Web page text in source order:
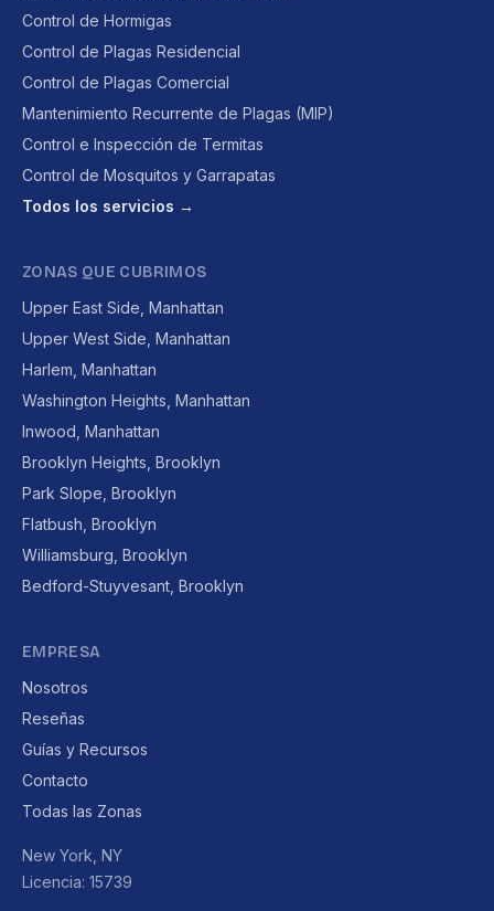
Control de Hormigas
Control de Plagas Residencial
Control de Plagas Comercial
Mantenimiento Recurrente de Plagas (MIP)
Control e Inspección de Termitas
Control de Mosquitos y Garrapatas
Todos los servicios →
ZONAS QUE CUBRIMOS
Upper East Side, Manhattan
Upper West Side, Manhattan
Harlem, Manhattan
Washington Heights, Manhattan
Inwood, Manhattan
Brooklyn Heights, Brooklyn
Park Slope, Brooklyn
Flatbush, Brooklyn
Williamsburg, Brooklyn
Bedford-Stuyvesant, Brooklyn
EMPRESA
Nosotros
Reseñas
Guías y Recursos
Contacto
Todas las Zonas
New York, NY
Licencia: 15739